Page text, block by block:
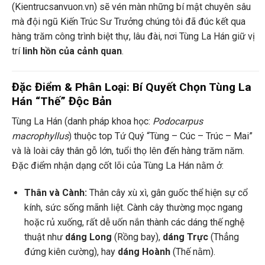
(Kientrucsanvuon.vn) sẽ vén màn những bí mật chuyên sâu
mà đội ngũ Kiến Trúc Sư Trưởng chúng tôi đã đúc kết qua
hàng trăm công trình biệt thự, lâu đài, nơi Tùng La Hán giữ vị
trí linh hồn của cảnh quan.
Đặc Điểm & Phân Loại: Bí Quyết Chọn Tùng La
Hán “Thế” Độc Bản
Tùng La Hán (danh pháp khoa học: Podocarpus
macrophyllus) thuộc top Tứ Quý “Tùng – Cúc – Trúc – Mai”
và là loài cây thân gỗ lớn, tuổi thọ lên đến hàng trăm năm.
Đặc điểm nhận dạng cốt lõi của Tùng La Hán nằm ở:
Thân và Cành:Thân cây xù xì, gân guốc thể hiện sự cổ
kính, sức sống mãnh liệt. Cành cây thường mọc ngang
hoặc rủ xuống, rất dễ uốn nắn thành các dáng thế nghệ
thuật như dáng Long (Rồng bay), dáng Trực(Thẳng
đứng kiên cường), hay dáng Hoành(Thế nằm).